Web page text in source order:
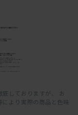
しておりますが、 お
より実際の商品と色味